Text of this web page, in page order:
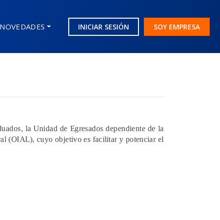
NOVEDADES INICIAR SESIÓN SOY EMPRESA
la Unidad de Egresados dependiente de la
(OIAL), cuyo objetivo es facilitar y potenciar el